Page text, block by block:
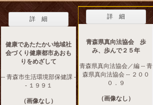
詳 細
健康であたたかい地域社
会づくり健康都市あおも
りをめざして
-- 青森市生活環境部保健課 -
- １９９１
（画像なし）
詳 細
青森県真向法協会 歩
み、歩んで２５年
青森県真向法協会／編 -- 青
森県真向法協会 -- ２００
０．９
（画像なし）